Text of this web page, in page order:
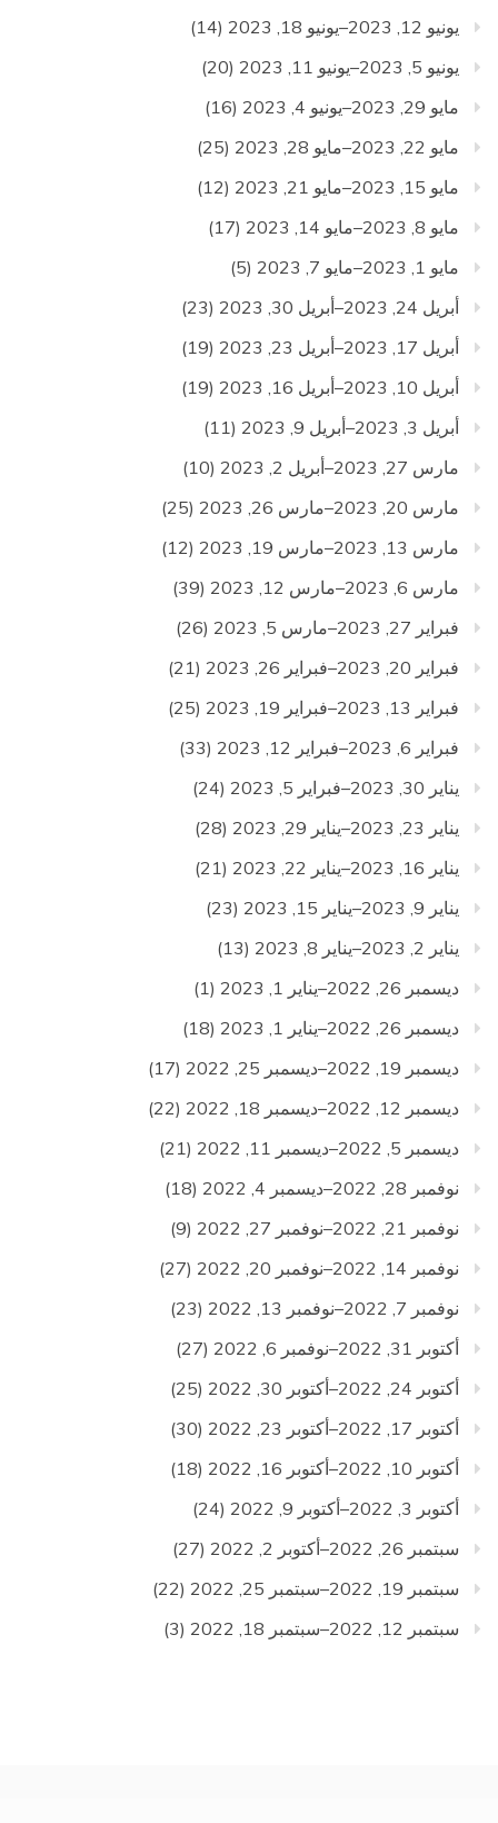
يونيو 12, 2023–يونيو 18, 2023
(14)
يونيو 5, 2023–يونيو 11, 2023
(20)
مايو 29, 2023–يونيو 4, 2023
(16)
مايو 22, 2023–مايو 28, 2023
(25)
مايو 15, 2023–مايو 21, 2023
(12)
مايو 8, 2023–مايو 14, 2023
(17)
مايو 1, 2023–مايو 7, 2023
(5)
أبريل 24, 2023–أبريل 30, 2023
(23)
أبريل 17, 2023–أبريل 23, 2023
(19)
أبريل 10, 2023–أبريل 16, 2023
(19)
أبريل 3, 2023–أبريل 9, 2023
(11)
مارس 27, 2023–أبريل 2, 2023
(10)
مارس 20, 2023–مارس 26, 2023
(25)
مارس 13, 2023–مارس 19, 2023
(12)
مارس 6, 2023–مارس 12, 2023
(39)
فبراير 27, 2023–مارس 5, 2023
(26)
فبراير 20, 2023–فبراير 26, 2023
(21)
فبراير 13, 2023–فبراير 19, 2023
(25)
فبراير 6, 2023–فبراير 12, 2023
(33)
يناير 30, 2023–فبراير 5, 2023
(24)
يناير 23, 2023–يناير 29, 2023
(28)
يناير 16, 2023–يناير 22, 2023
(21)
يناير 9, 2023–يناير 15, 2023
(23)
يناير 2, 2023–يناير 8, 2023
(13)
ديسمبر 26, 2022–يناير 1, 2023
(1)
ديسمبر 26, 2022–يناير 1, 2023
(18)
ديسمبر 19, 2022–ديسمبر 25, 2022
(17)
ديسمبر 12, 2022–ديسمبر 18, 2022
(22)
ديسمبر 5, 2022–ديسمبر 11, 2022
(21)
نوفمبر 28, 2022–ديسمبر 4, 2022
(18)
نوفمبر 21, 2022–نوفمبر 27, 2022
(9)
نوفمبر 14, 2022–نوفمبر 20, 2022
(27)
نوفمبر 7, 2022–نوفمبر 13, 2022
(23)
أكتوبر 31, 2022–نوفمبر 6, 2022
(27)
أكتوبر 24, 2022–أكتوبر 30, 2022
(25)
أكتوبر 17, 2022–أكتوبر 23, 2022
(30)
أكتوبر 10, 2022–أكتوبر 16, 2022
(18)
أكتوبر 3, 2022–أكتوبر 9, 2022
(24)
سبتمبر 26, 2022–أكتوبر 2, 2022
(27)
سبتمبر 19, 2022–سبتمبر 25, 2022
(22)
سبتمبر 12, 2022–سبتمبر 18, 2022
(3)